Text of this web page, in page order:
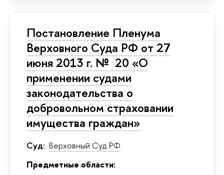
Постановление Пленума
Верховного Суда РФ от 27
июня 2013 г. № 20 «О
применении судами
законодательства о
добровольном страховании
имущества граждан»
Суд: Верховный Суд РФ
Предметные области: